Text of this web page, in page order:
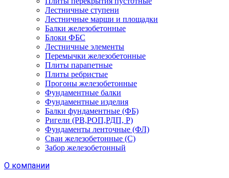
Лестничные ступени
Лестничные марши и площадки
Балки железобетонные
Блоки ФБС
Лестничные элементы
Перемычки железобетонные
Плиты парапетные
Плиты ребристые
Прогоны железобетонные
Фундаментные балки
Фундаментные изделия
Балки фундаментные (ФБ)
Ригели (РВ,РОП,РДП, Р)
Фундаменты ленточные (ФЛ)
Сваи железобетонные (С)
Забор железобетонный
О компании